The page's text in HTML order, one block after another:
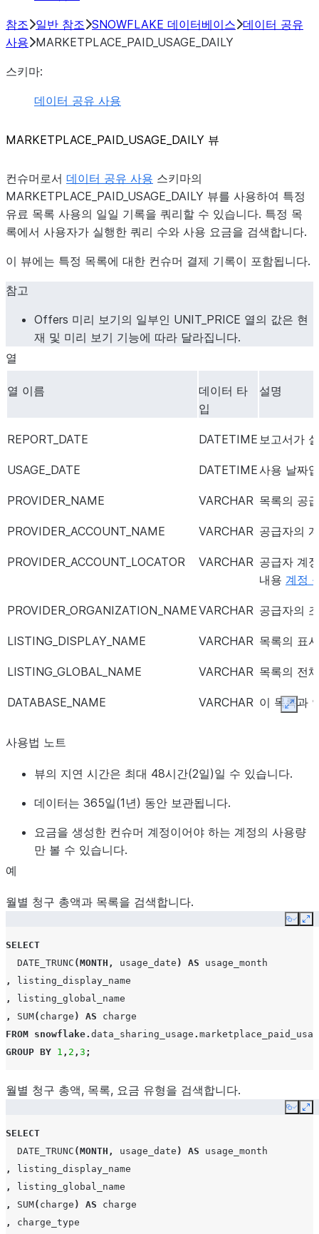
참조 일반 참조 SNOWFLAKE 데이터베이스 데이터 공유
사용 MARKETPLACE_PAID_USAGE_DAILY
스키마:
데이터 공유 사용
MARKETPLACE_ PAID_ USAGE_ DAILY 뷰
컨슈머로서 데이터 공유 사용 스키마의
MARKETPLACE_PAID_USAGE_DAILY 뷰를 사용하여 특정
유료 목록 사용의 일일 기록을 쿼리할 수 있습니다. 특정 목
록에서 사용자가 실행한 쿼리 수와 사용 요금을 검색합니다.
이 뷰에는 특정 목록에 대한 컨슈머 결제 기록이 포함됩니다.
참고
Offers 미리 보기의 일부인 UNIT_PRICE 열의 값은 현
재 및 미리 보기 기능에 따라 달라집니다.
열
열 이름
데이터 타
입
설명
REPORT_DATE DATETIME 보고서가
USAGE_DATE DATETIME사용 날짜
PROVIDER_NAME VARCHAR 목록의 공
PROVIDER_ACCOUNT_NAME VARCHAR 공급자의
PROVIDER_ACCOUNT_LOCATOR VARCHAR 공급자 계
내용 계정
PROVIDER_ORGANIZATION_NAMEVARCHAR 공급자의
LISTING_DISPLAY_NAME VARCHAR 목록의 표
LISTING_GLOBAL_NAME VARCHAR 목록의 전
DATABASE_NAME VARCHAR 이 목록과
대한 출력
CHARGE_TYPE VARCHAR
에 대한 자
에 실
목록
습니
사용법 노트
뷰의 지연 시간은 최대 48시간(2일)일 수 있습니다.
데이터는 365일(1년) 동안 보관됩니다.
요금을 생성한 컨슈머 계정이어야 하는 계정의 사용량
만 볼 수 있습니다.
예
월별 청구 총액과 목록을 검색합니다.
Copy
SELECT
DATE_TRUNC (MONTH , usage_date ) AS
usage_month
,
listing_display_name
,
listing_global_name
,
SUM( charge ) AS
charge
FROM snowflake. data_sharing_usage .
GROUP BY 1 , 2 , 3 ;
월별 청구 총액, 목록, 요금 유형을 검색합니다.
Copy
SELECT
DATE_TRUNC (MONTH , usage_date ) AS
usage_month
,
listing_display_name
,
listing_global_name
,
SUM( charge ) AS
charge
,
charge_type